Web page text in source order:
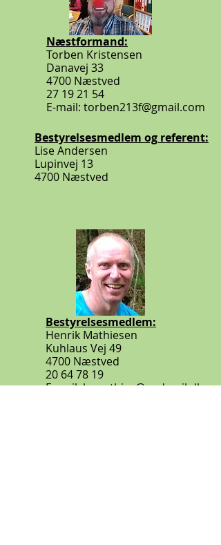
Næstformand:
Torben Kristensen
Danavej 33
4700 Næstved
27 19 21 54
E-mail: torben213f@gmail.com
Bestyrelsesmedlem og referent:
Lise Andersen
Lupinvej 13
4700 Næstved
Bestyrelsesmedlem:
Henrik Mathiesen
Kuhlaus Vej 49
4700 Næstved
20 64 78 19
E-mail:h-mathies@godmail.dk